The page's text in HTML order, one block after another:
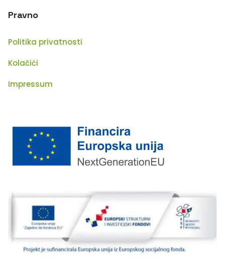
Pravno
Politika privatnosti
Kolačići
Impressum